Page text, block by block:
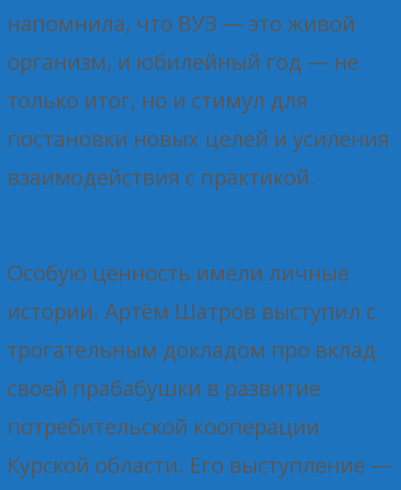
напомнила, что ВУЗ — это живой
организм, и юбилейный год — не
только итог, но и стимул для
постановки новых целей и усиления
взаимодействия с практикой.
Особую ценность имели личные
истории. Артём Шатров выступил с
трогательным докладом про вклад
своей прабабушки в развитие
потребительской кооперации
Курской области. Его выступление —